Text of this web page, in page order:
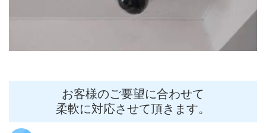
お客様のご要望に合わせて
柔軟に対応させて頂きます。